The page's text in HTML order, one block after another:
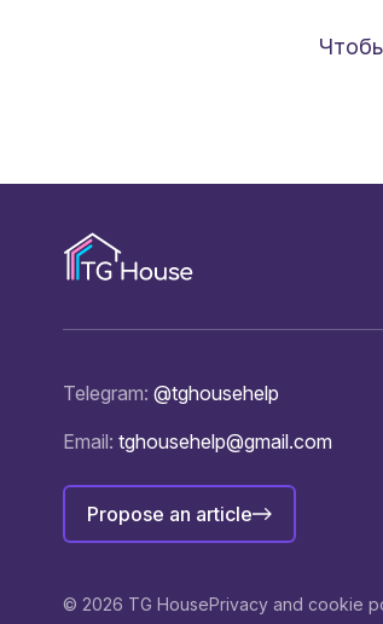
Telegram: @tghousehelp
Email: tghousehelp@gmail.com
Propose an article
© 2026 TG HousePrivacy and cookie